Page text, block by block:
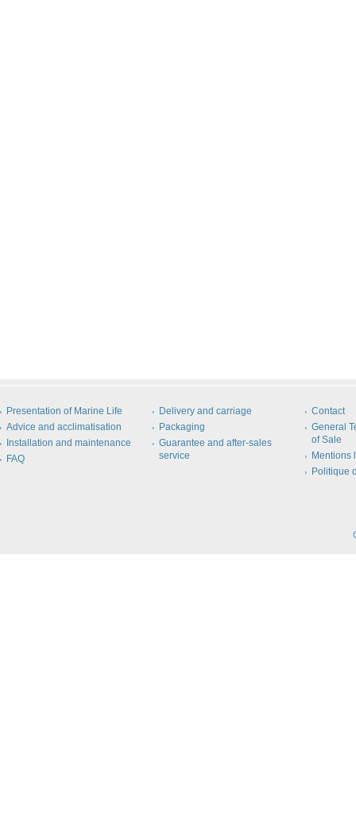
Presentation of Marine Life
Advice and acclimatisation
Installation and maintenance
FAQ
Delivery and carriage
Packaging
Guarantee and after-sales
service
Contact
General
of Sale
Mentions
Politique